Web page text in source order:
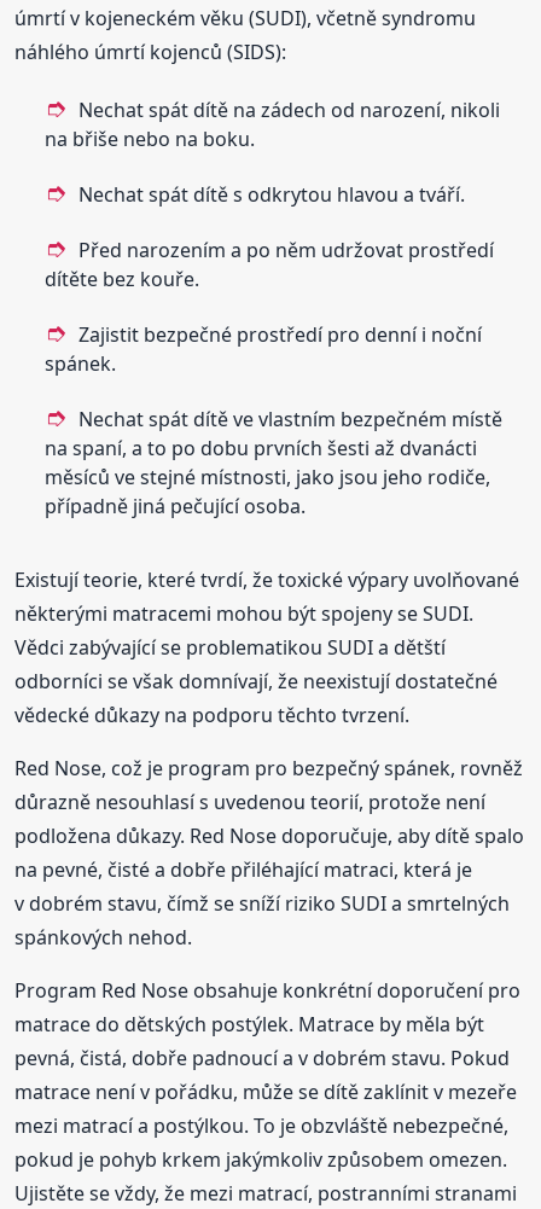
úmrtí v kojeneckém věku (SUDI), včetně syndromu
náhlého úmrtí kojenců (SIDS):
Nechat spát dítě na zádech od narození, nikoli
na břiše nebo na boku.
Nechat spát dítě s odkrytou hlavou a tváří.
Před narozením a po něm udržovat prostředí
dítěte bez kouře.
Zajistit bezpečné prostředí pro denní i noční
spánek.
Nechat spát dítě ve vlastním bezpečném místě
na spaní, a to po dobu prvních šesti až dvanácti
měsíců ve stejné místnosti, jako jsou jeho rodiče,
případně jiná pečující osoba.
Existují teorie, které tvrdí, že toxické výpary uvolňované
některými matracemi mohou být spojeny se SUDI.
Vědci zabývající se problematikou SUDI a dětští
odborníci se však domnívají, že neexistují dostatečné
vědecké důkazy na podporu těchto tvrzení.
Red Nose, což je program pro bezpečný spánek, rovněž
důrazně nesouhlasí s uvedenou teorií, protože není
podložena důkazy. Red Nose doporučuje, aby dítě spalo
na pevné, čisté a dobře přiléhající matraci, která je
v dobrém stavu, čímž se sníží riziko SUDI a smrtelných
spánkových nehod.
Program Red Nose obsahuje konkrétní doporučení pro
matrace do dětských postýlek. Matrace by měla být
pevná, čistá, dobře padnoucí a v dobrém stavu. Pokud
matrace není v pořádku, může se dítě zaklínit v mezeře
mezi matrací a postýlkou. To je obzvláště nebezpečné,
pokud je pohyb krkem jakýmkoliv způsobem omezen.
Ujistěte se vždy, že mezi matrací, postranními stranami